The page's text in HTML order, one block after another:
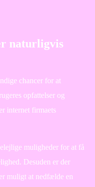
naturligvis
chancer for at
opfattelser og
internet firmaets
muligheder for at få
Desuden er der
muligt at nedfælde en